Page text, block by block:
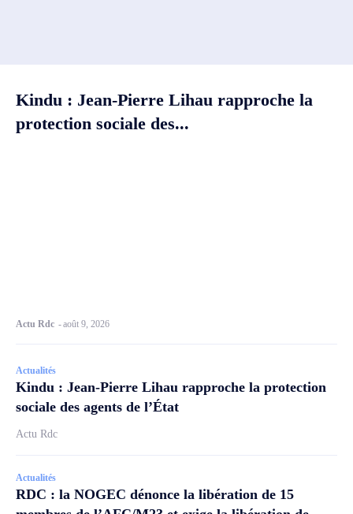
Kindu : Jean-Pierre Lihau rapproche la
protection sociale des...
Actu Rdc -août 9, 2026
Actualités
Kindu : Jean-Pierre Lihau rapproche la protection
sociale des agents de l’État
Actu Rdc
Actualités
RDC : la NOGEC dénonce la libération de 15